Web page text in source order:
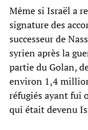
Même si Israël a
signature des
successeur de
syrien après la
partie du Golan,
environ 1,4
réfugiés ayant fui
qui était devenu